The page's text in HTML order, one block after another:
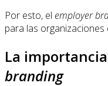
Por esto, el employer
para las
La
branding